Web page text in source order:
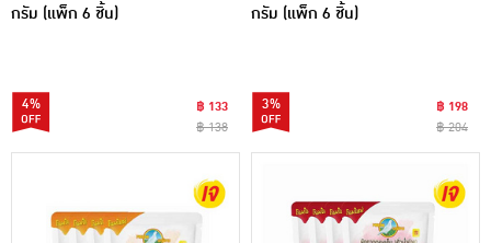
กรัม (แพ็ก 6 ชิ้น)
4%
฿ 133
฿ 138
กรัม (แพ็ก 6 ชิ้น)
3%
฿ 198
฿ 204